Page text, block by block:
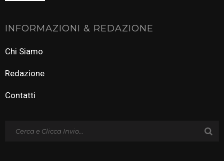
INFORMAZIONI & REDAZIONE
Chi Siamo
Redazione
Contatti